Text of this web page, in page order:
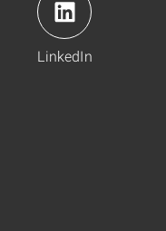
LinkedIn